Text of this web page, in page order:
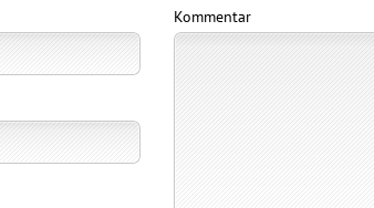
Kommentar